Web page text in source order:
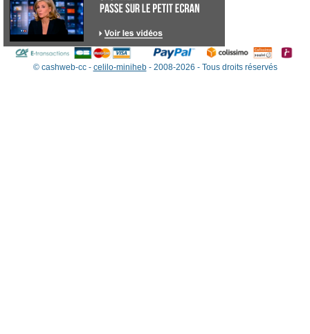
© cashweb-cc - celilo-miniheb- 2008-2026 - Tous droits réservés